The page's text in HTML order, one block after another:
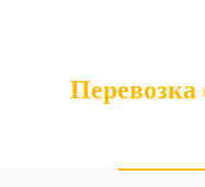
Перевозка